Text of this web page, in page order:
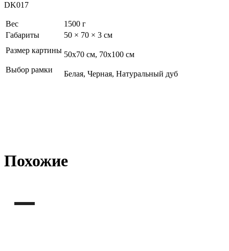
DK017
Вес
1500 г
Габариты
50 × 70 × 3 см
Размер картины 50х70 см, 70х100 см
Выбор рамки
Белая, Черная, Натуральный дуб
Похожие